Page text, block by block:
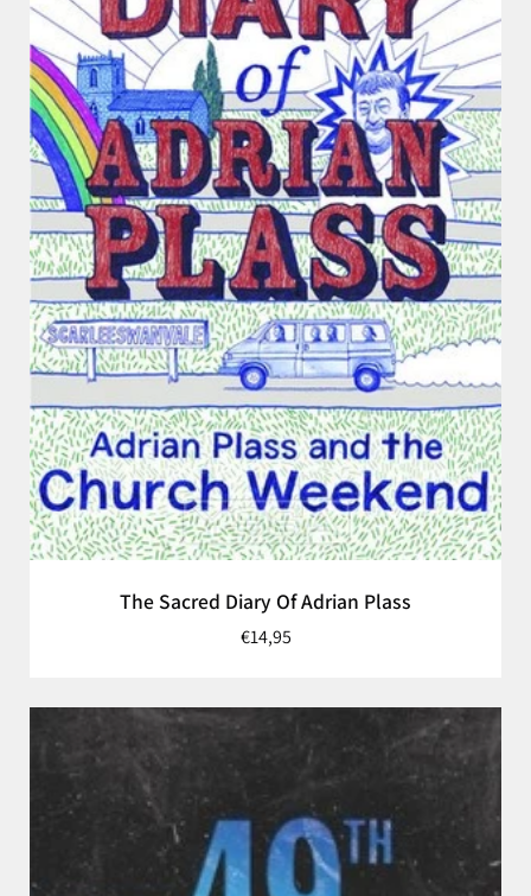
The Sacred Diary Of Adrian Plass
€14,95